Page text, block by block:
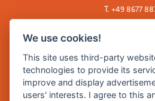
T. +49 8677
E Mail:
Zentrale Webseite der
We use cookies!
This site uses third-party
technologies to provide its
improve and display
users' interests. I agree to this